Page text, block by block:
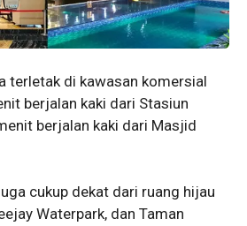
terletak di kawasan komersial
berjalan kaki dari Stasiun
berjalan kaki dari Masjid
cukup dekat dari ruang hijau
Waterpark, dan Taman